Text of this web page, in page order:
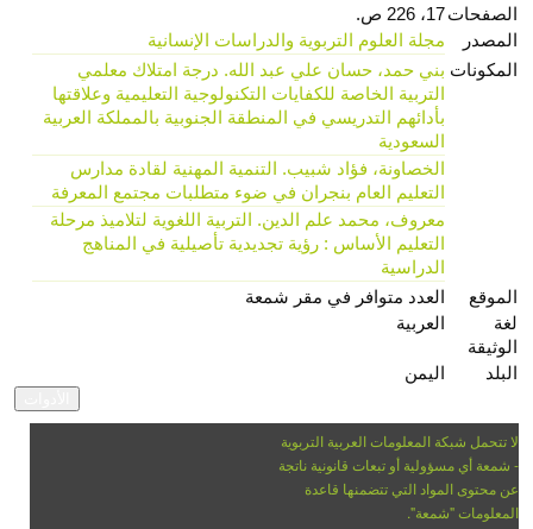
الصفحات 17، 226 ص.
المصدر
مجلة العلوم التربوية والدراسات الإنسانية
المكونات بني حمد، حسان علي عبد الله. درجة امتلاك معلمي
التربية الخاصة للكفايات التكنولوجية التعليمية وعلاقتها
بأدائهم التدريسي في المنطقة الجنوبية بالمملكة العربية
السعودية
الخصاونة، فؤاد شبيب. التنمية المهنية لقادة مدارس
التعليم العام بنجران في ضوء متطلبات مجتمع المعرفة
معروف، محمد علم الدين. التربية اللغوية لتلاميذ مرحلة
التعليم الأساس : رؤية تجديدية تأصيلية في المناهج
الدراسية
الموقع
العدد متوافر في مقر شمعة
لغة
الوثيقة
العربية
البلد اليمن
لا تتحمل شبكة المعلومات العربية التربوية
- شمعة أي مسؤولية أو تبعات قانونية ناتجة
عن محتوى المواد التي تتضمنها قاعدة
المعلومات "شمعة".